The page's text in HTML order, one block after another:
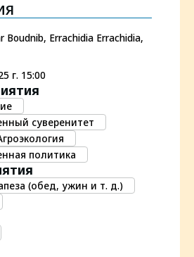
Boudnib, Errachidia Errachidia,
г. 15:00
суверенитет
политика
(обед, ужин и т. д.)